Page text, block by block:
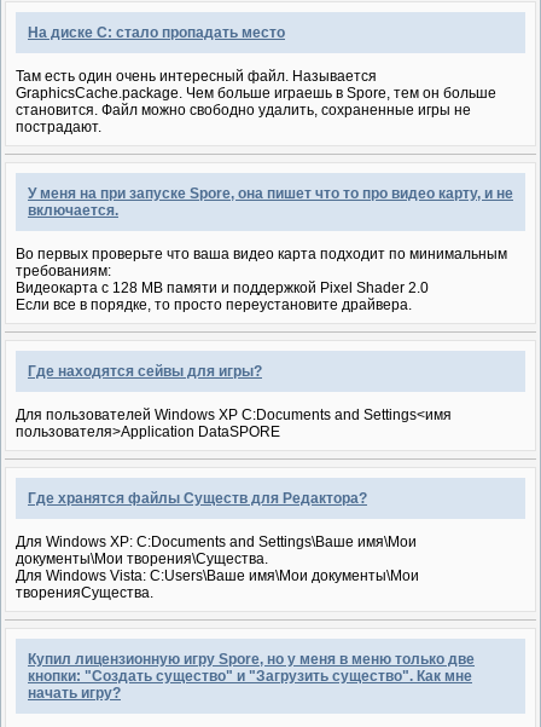
На диске С: стало пропадать место
Там есть один очень интересный файл. Называется
GraphicsCache.package. Чем больше играешь в Spore, тем он больше
становится. Файл можно свободно удалить, сохраненные игры не
пострадают.
У меня на при запуске Spore, она пишет что то про видео карту, и не
включается.
Во первых проверьте что ваша видео карта подходит по минимальным
требованиям:
Видеокарта с 128 MB памяти и поддержкой Pixel Shader 2.0
Если все в порядке, то просто переустановите драйвера.
Где находятся сейвы для игры?
Для пользователей Windows XP C:Documents and Settings<имя
пользователя>Application DataSPORE
Где хранятся файлы Существ для Редактора?
Для Windows XP: C:Documents and Settings\Ваше имя\Мои
документы\Мои творения\Существа.
Для Windows Vista: C:Users\Ваше имя\Мои документы\Мои
творенияСущества.
Купил лицензионную игру Spore, но у меня в меню только две
кнопки: "Создать существо" и "Загрузить существо". Как мне
начать игру?